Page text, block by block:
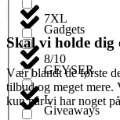
Gadgets
GEYSER
Giveaways
7XL
8/10
L
Skal vi holde dig
Vær blandt de første
tilbud og meget mere.
kun når vi har noget